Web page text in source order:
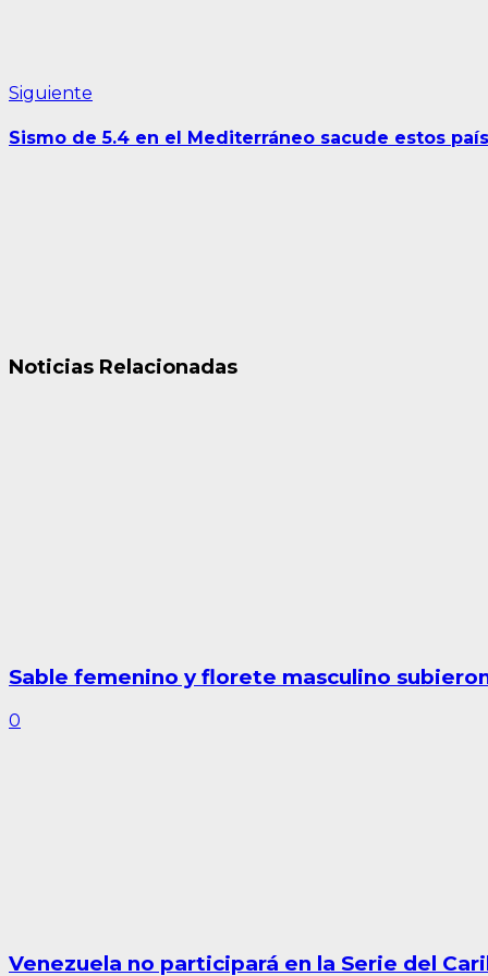
Siguiente
Sismo de 5.4 en el Mediterráneo sacude estos
Noticias Relacionadas
Sable femenino y florete masculino
0
Venezuela no participará en la Serie del